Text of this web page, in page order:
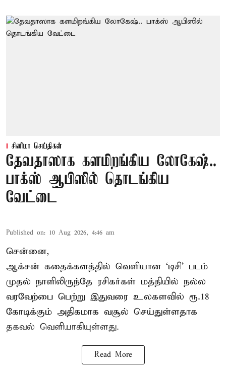
சினிமா செய்திகள்
தேவதாஸாக களமிறங்கிய லோகேஷ்..
பாக்ஸ் ஆபிஸில் தொடங்கிய
வேட்டை
Published on: 10 Aug 2026, 4:46 am
சென்னை,
ஆக்சன் கதைக்களத்தில் வெளியான ‘டிசி’ படம்
முதல் நாளிலிருந்தே ரசிகர்கள் மத்தியில் நல்ல
வரவேற்பை பெற்று இதுவரை உலகளவில் ரூ.18
கோடிக்கும் அதிகமாக வசூல் செய்துள்ளதாக
தகவல் வெளியாகியுள்ளது.
Read More